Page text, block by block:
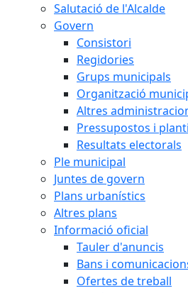
Salutació de l'Alcalde
Govern
Consistori
Regidories
Grups municipals
Organització
Altres
Pressupostos i
Resultats electorals
Ple municipal
Juntes de govern
Plans urbanístics
Altres plans
Informació oficial
Tauler d'anuncis
Bans i
Ofertes de treball